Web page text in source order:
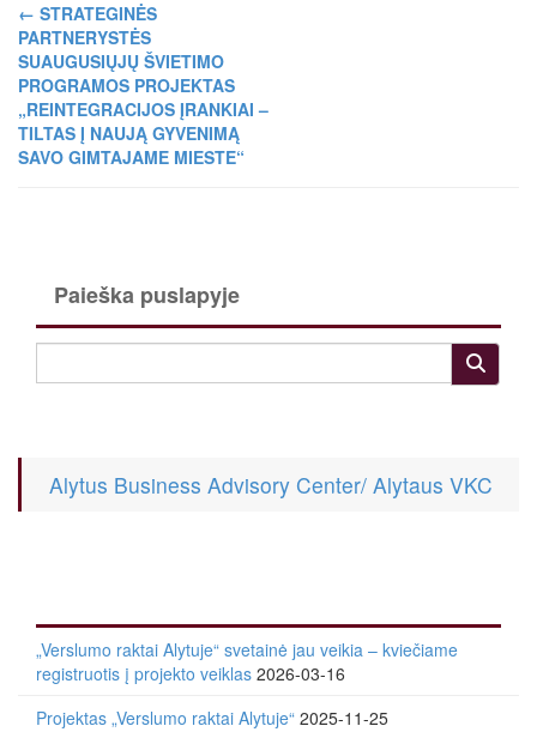
← STRATEGINĖS
PARTNERYSTĖS
SUAUGUSIŲJŲ ŠVIETIMO
PROGRAMOS PROJEKTAS
„REINTEGRACIJOS ĮRANKIAI –
TILTAS Į NAUJĄ GYVENIMĄ
SAVO GIMTAJAME MIESTE“
Paieška puslapyje
Alytus Business Advisory Center/ Alytaus VKC
„Verslumo raktai Alytuje“ svetainė jau veikia – kviečiame
registruotis į projekto veiklas 2026-03-16
Projektas „Verslumo raktai Alytuje“ 2025-11-25